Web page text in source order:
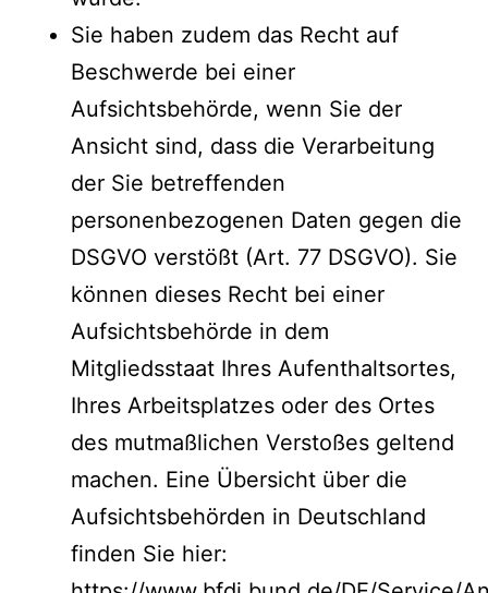
Sie haben zudem das Recht auf
Beschwerde bei einer
Aufsichtsbehörde, wenn Sie der
Ansicht sind, dass die Verarbeitung
der Sie betreffenden
personenbezogenen Daten gegen die
DSGVO verstößt (Art. 77 DSGVO). Sie
können dieses Recht bei einer
Aufsichtsbehörde in dem
Mitgliedsstaat Ihres Aufenthaltsortes,
Ihres Arbeitsplatzes oder des Ortes
des mutmaßlichen Verstoßes geltend
machen. Eine Übersicht über die
Aufsichtsbehörden in Deutschland
finden Sie hier: